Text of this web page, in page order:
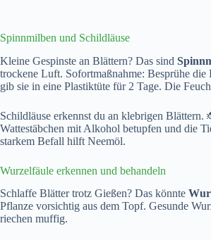
Spinnmilben und Schildläuse
Kleine Gespinste an Blättern? Das sind
trockene Luft. Sofortmaßnahme: Besprühe die
gib sie in eine Plastiktüte für 2 Tage. Die
Schildläuse erkennst du an klebrigen Blättern.
Wattestäbchen mit Alkohol betupfen und die
starkem Befall hilft Neemöl.
Wurzelfäule erkennen und behandeln
Schlaffe Blätter trotz Gießen? Das könnte
Pflanze vorsichtig aus dem Topf. Gesunde
riechen muffig.